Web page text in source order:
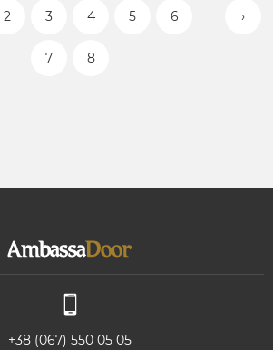
2 3 4 5 6
7 8
›
+38 (067) 550 05 05